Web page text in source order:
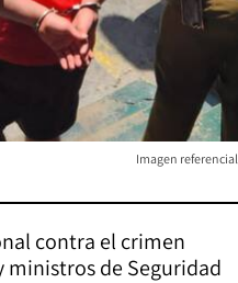
Imagen referencial
contra el crimen
ministros de Seguridad